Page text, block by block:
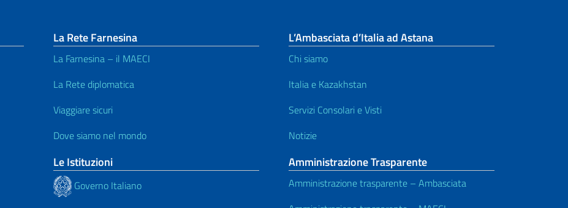
La Rete Farnesina
La Farnesina – il MAECI
La Rete diplomatica
Viaggiare sicuri
Dove siamo nel mondo
Le Istituzioni
Governo Italiano
L’Ambasciata d’Italia ad Astana
Chi siamo
Italia e Kazakhstan
Servizi Consolari e Visti
Notizie
Amministrazione Trasparente
Amministrazione trasparente – Ambasciata